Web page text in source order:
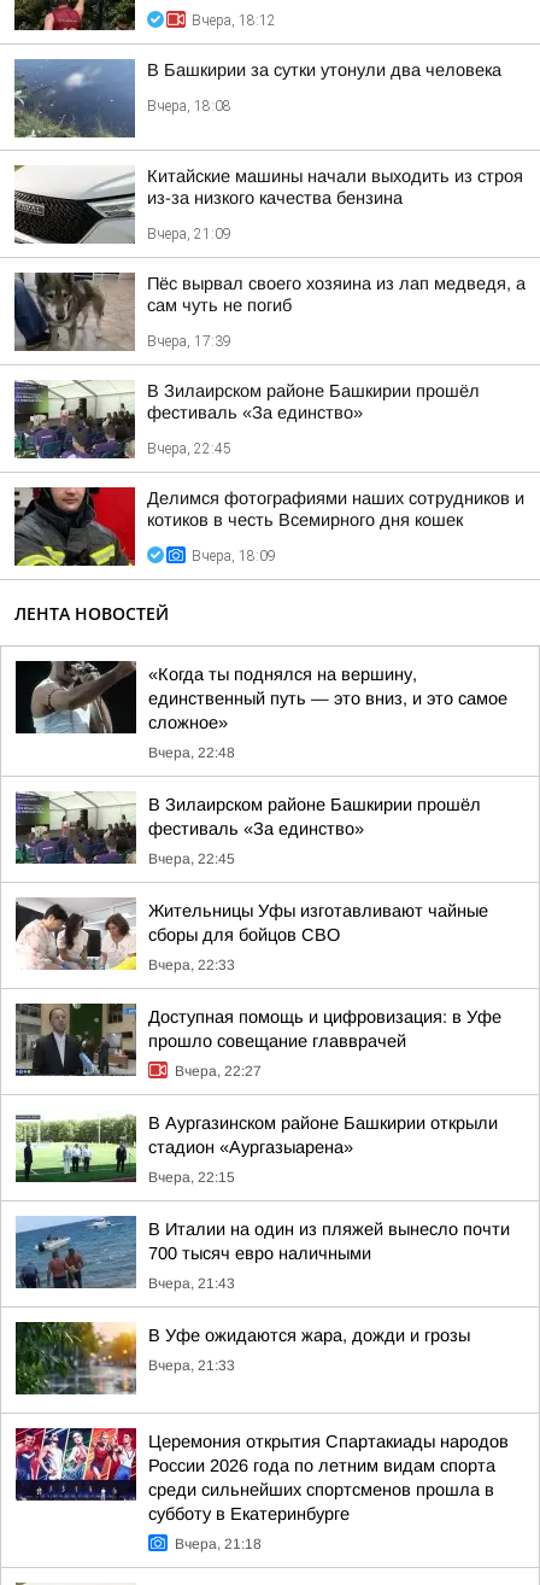
Вчера, 18:12
В Башкирии за сутки утонули два человека
Вчера, 18:08
Китайские машины начали выходить из строя
из-за низкого качества бензина
Вчера, 21:09
Пёс вырвал своего хозяина из лап медведя, а
сам чуть не погиб
Вчера, 17:39
В Зилаирском районе Башкирии прошёл
фестиваль «За единство»
Вчера, 22:45
Делимся фотографиями наших сотрудников и
котиков в честь Всемирного дня кошек
Вчера, 18:09
ЛЕНТА НОВОСТЕЙ
«Когда ты поднялся на вершину,
единственный путь — это вниз, и это самое
сложное»
Вчера, 22:48
В Зилаирском районе Башкирии прошёл
фестиваль «За единство»
Вчера, 22:45
Жительницы Уфы изготавливают чайные
сборы для бойцов СВО
Вчера, 22:33
Доступная помощь и цифровизация: в Уфе
прошло совещание главврачей
Вчера, 22:27
В Аургазинском районе Башкирии открыли
стадион «Аургазыарена»
Вчера, 22:15
В Италии на один из пляжей вынесло почти
700 тысяч евро наличными
Вчера, 21:43
В Уфе ожидаются жара, дожди и грозы
Вчера, 21:33
Церемония открытия Спартакиады народов
России 2026 года по летним видам спорта
среди сильнейших спортсменов прошла в
субботу в Екатеринбурге
Вчера, 21:18